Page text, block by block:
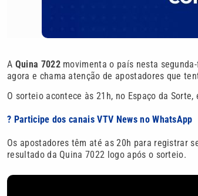
A Quina 7022movimenta o país nesta
agora e chama atenção de apostadores que
O sorteio acontece às 21h, no Espaço da
? Participe dos canais VTV News no WhatsApp
Os apostadores têm até as 20h para registrar
resultado da Quina 7022 logo após o sorteio.